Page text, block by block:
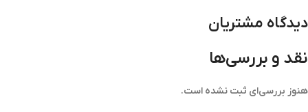
دیدگاه مشتریان
نقد و بررسی‌ها
هنوز بررسی‌ای ثبت نشده است.